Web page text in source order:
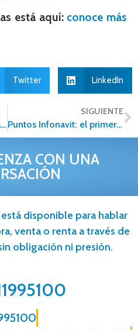
está aquí:conoce más
Twitter LinkedIn
Septiembre: Mes del Testamento en México
SIGUIENTE
Puntos Infonavit: el primer paso para cumplir tu sueño de tener casa
CON UNA
disponible para hablar
venta o renta a través de
obligación ni presión.